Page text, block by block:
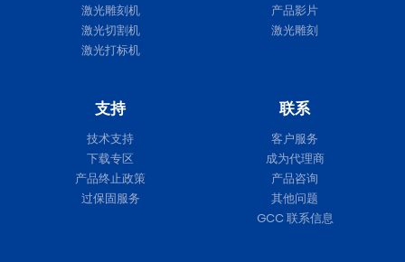
激光雕刻机
激光切割机
激光打标机
产品影片
激光雕刻
支持
技术支持
下载专区
产品终止政策
过保固服务
联系
客户服务
成为代理商
产品咨询
其他问题
GCC 联系信息